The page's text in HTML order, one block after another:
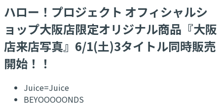
ハロー！プロジェクト オフィシャルシ
ョップ大阪店限定オリジナル商品『大阪
店来店写真』6/1(土)3タイトル同時販売
開始！！
Juice=Juice
BEYOOOOONDS